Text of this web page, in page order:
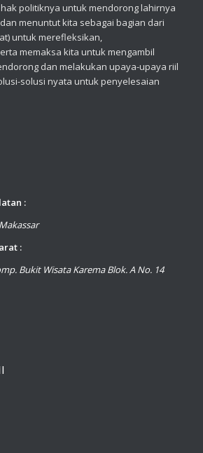
politiknya untuk mendorong lahirnya
menuntut kita sebagai bagian dari
untuk merefleksikan,
memaksa kita untuk mengambil
dan melakukan upaya-upaya riil
solusi nyata untuk penyelesaian
:
:
Bukit Wisata Karema Blok. A No. 14